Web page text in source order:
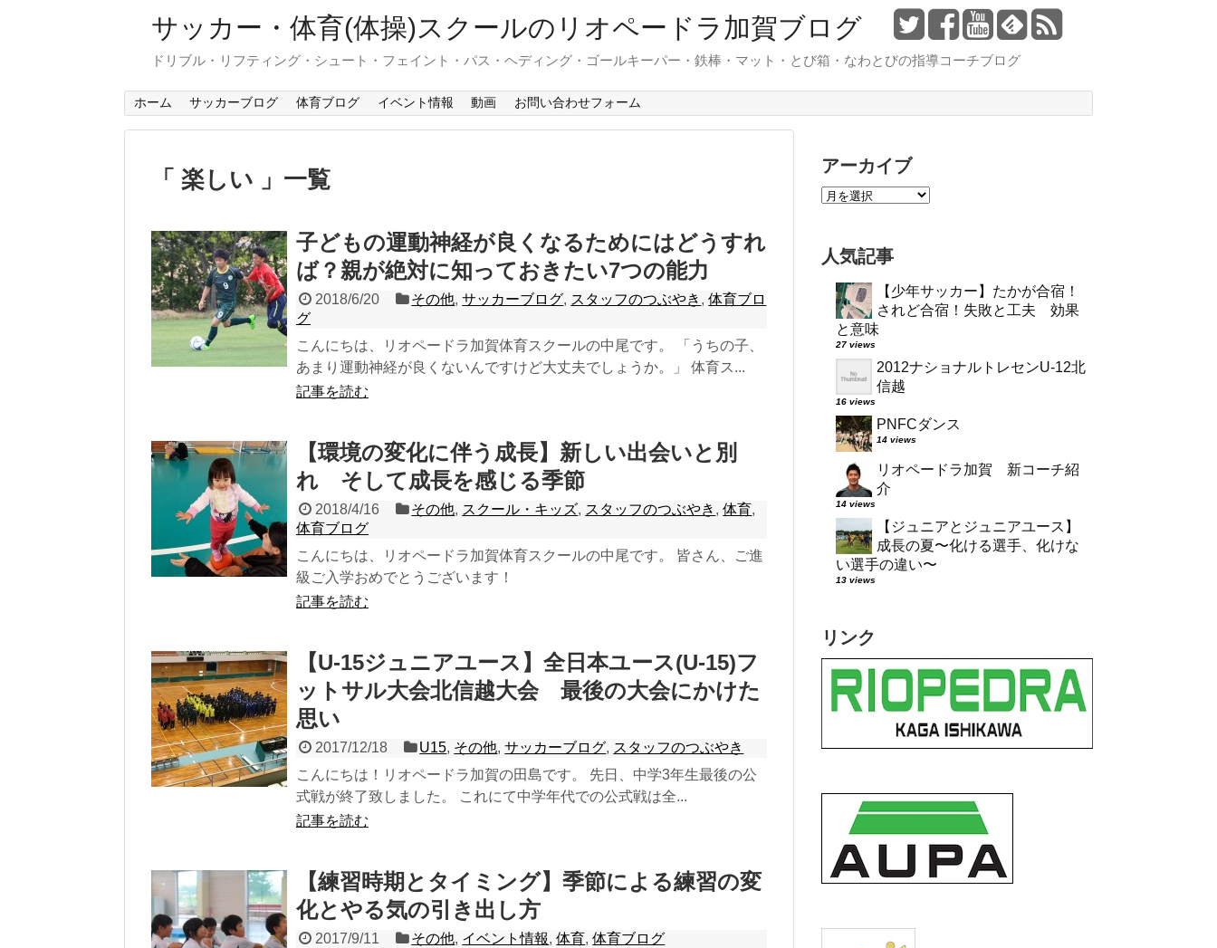
サッカー・体育(体操)スクールのリオペードラ加賀ブログ
ドリブル・リフティング・シュート・フェイント・パス・ヘディング・ゴールキーパー・鉄棒・マット・とび箱・なわとびの指導コーチブログ
ホーム サッカーブログ 体育ブログ イベント情報 動画 お問い合わせフォーム
「 楽しい 」一覧
子どもの運動神経が良くなるためにはどうすれ
ば？親が絶対に知っておきたい7つの能力
2018/6/20 その他,サッカーブログ, スタッフのつぶやき ,体育ブロ
グ
こんにちは、リオペードラ加賀体育スクールの中尾です。 「うちの子、
あまり運動神経が良くないんですけど大丈夫でしょうか。」 体育ス...
記事を読む
【環境の変化に伴う成長】新しい出会いと別
れ そして成長を感じる季節
2018/4/16 その他, スクール・キッズ, スタッフのつぶやき ,体育,
体育ブログ
こんにちは、リオペードラ加賀体育スクールの中尾です。 皆さん、ご進
級ご入学おめでとうございます！
記事を読む
【U-15ジュニアユース】全日本ユース(U-15)フ
ットサル大会北信越大会 最後の大会にかけた
思い
2017/12/18 U15, その他,サッカーブログ, スタッフのつぶやき
こんにちは！リオペードラ加賀の田島です。 先日、中学3年生最後の公
式戦が終了致しました。 これにて中学年代での公式戦は全...
記事を読む
【練習時期とタイミング】季節による練習の変
化とやる気の引き出し方
2017/9/11 その他, イベント情報,体育,体育ブログ
アーカイブ
人気記事
【少年サッカー】たかが合宿！
されど合宿！失敗と工夫 効果
と意味
27 views
2012ナショナルトレセンU-12北
信越
16 views
PNFCダンス
14 views
リオペードラ加賀 新コーチ紹
介
14 views
【ジュニアとジュニアユース】
成長の夏〜化ける選手、化けな
い選手の違い〜
13 views
リンク